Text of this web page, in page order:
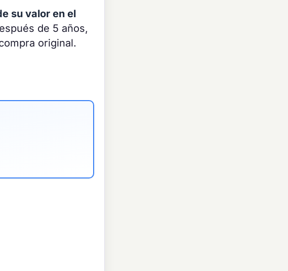
su valor en el
de 5 años,
original.